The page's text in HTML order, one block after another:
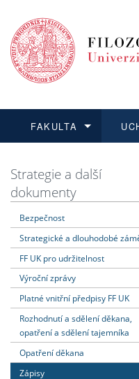
FAKULTA
Dozvědět se více
Podat přihlášku
Dozvědět se více
Dozvědět se více
Dozvědět se více
Strategie a další
dokumenty
Bezpečnost
Strategické a dlouhodobé
FF UK pro udržitelnost
Výroční zprávy
Platné vnitřní předpisy FF UK
Rozhodnutí a sdělení děkana,
opatření a sdělení tajemníka
Opatření děkana
Zápisy